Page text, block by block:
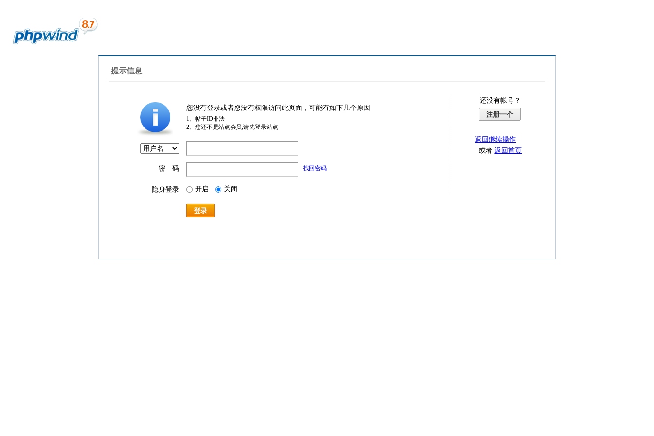
提示信息
您没有登录或者您没有权限访问此页面，可能有如下几个原因
1、帖子ID非法
2、您还不是站点会员,请先登录站点
密 码 找回密码
隐身登录 开启 关闭
登录
还没有帐号？
注册一个
返回继续操作
或者返回首页